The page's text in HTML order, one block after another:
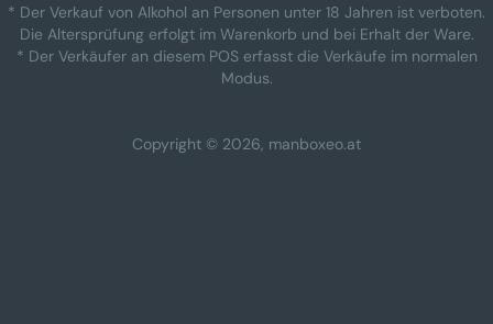
* Der Verkauf von Alkohol an Personen unter 18 Jahren ist verboten.
Die Altersprüfung erfolgt im Warenkorb und bei Erhalt der Ware.
* Der Verkäufer an diesem POS erfasst die Verkäufe im normalen
Modus.
Copyright © 2026, manboxeo.at